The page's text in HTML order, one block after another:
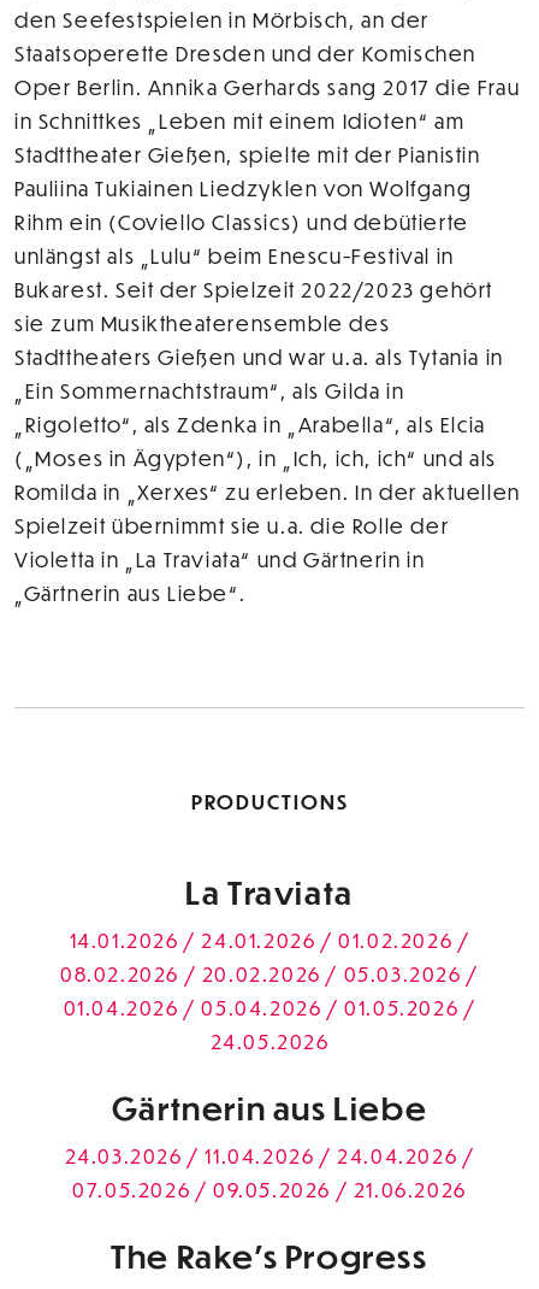
den Seefestspielen in Mörbisch, an der
Staatsoperette Dresden und der Komischen
Oper Berlin. Annika Gerhards sang 2017 die Frau
in Schnittkes „Leben mit einem Idioten“ am
Stadttheater Gießen, spielte mit der Pianistin
Pauliina Tukiainen Liedzyklen von Wolfgang
Rihm ein (Coviello Classics) und debütierte
unlängst als „Lulu“ beim Enescu-Festival in
Bukarest. Seit der Spielzeit 2022/2023 gehört
sie zum Musiktheaterensemble des
Stadttheaters Gießen und war u.a. als Tytania in
„Ein Sommernachtstraum“, als Gilda in
„Rigoletto“, als Zdenka in „Arabella“, als Elcia
(„Moses in Ägypten“), in „Ich, ich, ich“ und als
Romilda in „Xerxes“ zu erleben. In der aktuellen
Spielzeit übernimmt sie u.a. die Rolle der
Violetta in „La Traviata“ und Gärtnerin in
„Gärtnerin aus Liebe“.
PRODUCTIONS
La Traviata
14.01.2026 / 24.01.2026 / 01.02.2026 /
08.02.2026 / 20.02.2026 / 05.03.2026 /
01.04.2026 / 05.04.2026 / 01.05.2026 /
24.05.2026
Gärtnerin aus Liebe
24.03.2026 / 11.04.2026 / 24.04.2026 /
07.05.2026 / 09.05.2026 / 21.06.2026
The Rake’s Progress